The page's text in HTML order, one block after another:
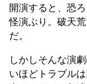
開演すると、恐
怪演ぶり。破天
だ。
しかしそんな演
いほどトラブル